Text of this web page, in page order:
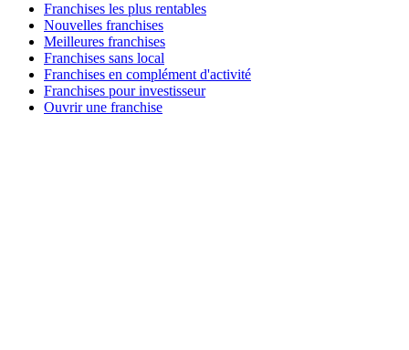
Franchises les plus rentables
Nouvelles franchises
Meilleures franchises
Franchises sans local
Franchises en complément d'activité
Franchises pour investisseur
Ouvrir une franchise